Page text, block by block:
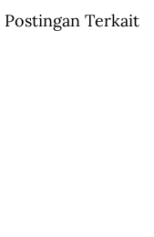
Postingan Terkait